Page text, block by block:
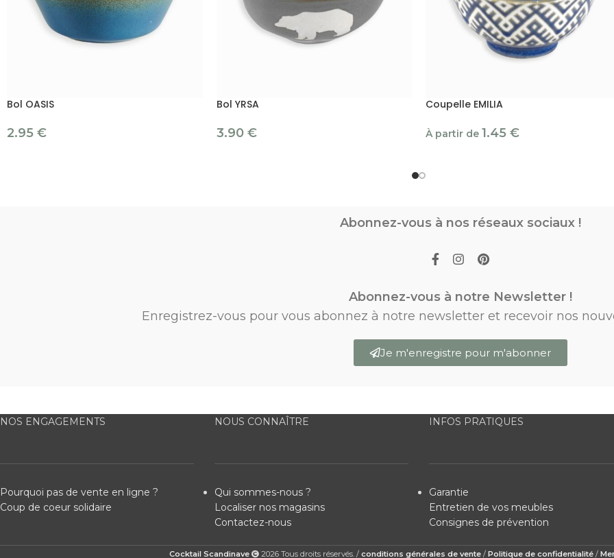
Bol OASIS
2.95 €
Bol YRSA
3.90 €
Coupelle EMILIA
À partir de 1.45 €
Abonnez-vous à nos réseaux sociaux !
Abonnez-vous à notre Newsletter !
Enregistrez-vous pour vous abonnez à notre newsletter et recevoir nos
Je m'enregistre pour m'abonner
NOS ENGAGEMENTS
Pourquoi pas de vente en ligne ?
Coup de coeur solidaire
NOUS CONNAÎTRE
Qui sommes-nous ?
Localiser nos magasins
Contactez-nous
INFOS PRATIQUES
Garantie
Entretien de vos meubles
Consignes de prévention
Cocktail Scandinave 2026 Tous droits réservés. / conditions générales de vente/ Politique de confidentialité/